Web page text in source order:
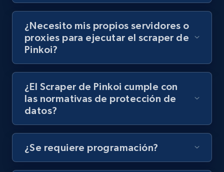
Youtube - Videos posts - Discovery records
by Explore page URL
URL, Title, Youtuber, Youtuber md5, Video url,
Video length, Likes, Views, and more.
Youtube - Videos posts - Discovery videos
URL, Title, Youtuber, Youtuber md5, Video url,
¿Necesito mis propios servidores o
proxies para ejecutar el scraper de
Pinkoi?
¿El Scraper de Pinkoi cumple con
las normativas de protección de
datos?
¿Se requiere programación?